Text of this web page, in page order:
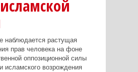
наблюдается растущая
прав человека на фоне
оппозиционной силы
исламского возрождения